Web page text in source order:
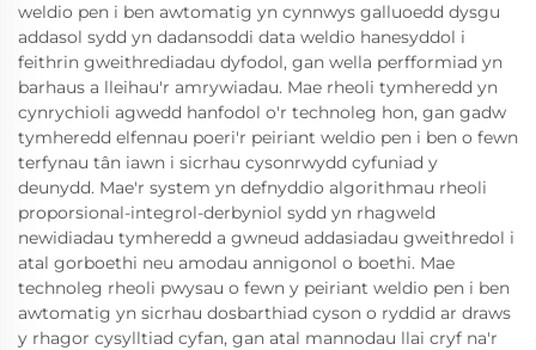
weldio pen i ben awtomatig yn cynnwys galluoedd dysgu
addasol sydd yn dadansoddi data weldio hanesyddol i
feithrin gweithrediadau dyfodol, gan wella perfformiad yn
barhaus a lleihau'r amrywiadau. Mae rheoli tymheredd yn
cynrychioli agwedd hanfodol o'r technoleg hon, gan gadw
tymheredd elfennau poeri'r peiriant weldio pen i ben o fewn
terfynau tân iawn i sicrhau cysonrwydd cyfuniad y
deunydd. Mae'r system yn defnyddio algorithmau rheoli
proporsional-integrol-derbyniol sydd yn rhagweld
newidiadau tymheredd a gwneud addasiadau gweithredol i
atal gorboethi neu amodau annigonol o boethi. Mae
technoleg rheoli pwysau o fewn y peiriant weldio pen i ben
awtomatig yn sicrhau dosbarthiad cyson o ryddid ar draws
y rhagor cysylltiad cyfan, gan atal mannodau llai cryf na'r